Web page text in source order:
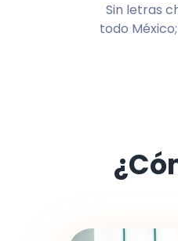
Sin letras
todo